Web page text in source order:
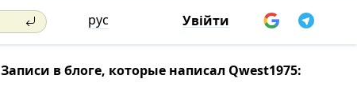
рус Увійти
Записи в блоге, которые написал Qwest1975: